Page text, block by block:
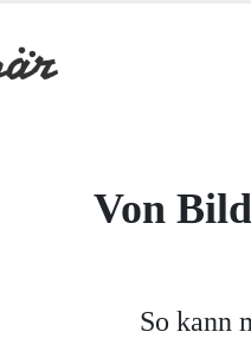
Von
So kann